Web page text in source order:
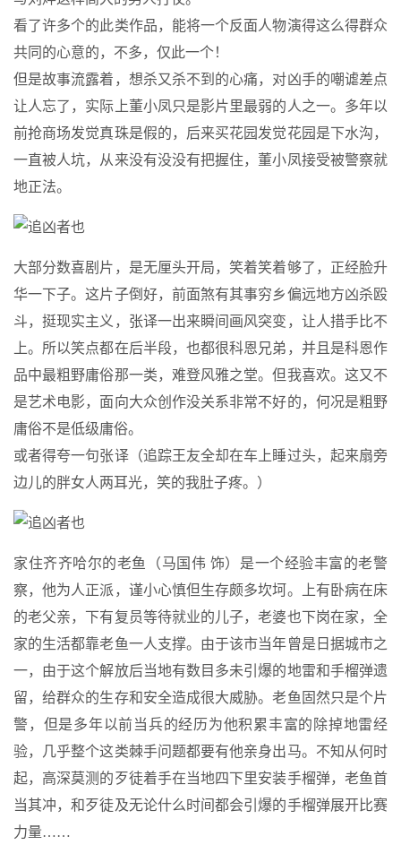
看了许多个的此类作品，能将一个反面人物演得这么得群众
共同的心意的，不多，仅此一个！
但是故事流露着，想杀又杀不到的心痛，对凶手的嘲谑差点
让人忘了，实际上董小凤只是影片里最弱的人之一。多年以
前抢商场发觉真珠是假的，后来买花园发觉花园是下水沟，
一直被人坑，从来没有没没有把握住，董小凤接受被警察就
地正法。
大部分数喜剧片，是无厘头开局，笑着笑着够了，正经脸升
华一下子。这片子倒好，前面煞有其事穷乡偏远地方凶杀殴
斗，挺现实主义，张译一出来瞬间画风突变，让人措手比不
上。所以笑点都在后半段，也都很科恩兄弟，并且是科恩作
品中最粗野庸俗那一类，难登风雅之堂。但我喜欢。这又不
是艺术电影，面向大众创作没关系非常不好的，何况是粗野
庸俗不是低级庸俗。
或者得夸一句张译（追踪王友全却在车上睡过头，起来扇旁
边儿的胖女人两耳光，笑的我肚子疼。）
家住齐齐哈尔的老鱼（马国伟 饰）是一个经验丰富的老警
察，他为人正派，谨小心慎但生存颇多坎坷。上有卧病在床
的老父亲，下有复员等待就业的儿子，老婆也下岗在家，全
家的生活都靠老鱼一人支撑。由于该市当年曾是日据城市之
一，由于这个解放后当地有数目多未引爆的地雷和手榴弹遗
留，给群众的生存和安全造成很大威胁。老鱼固然只是个片
警，但是多年以前当兵的经历为他积累丰富的除掉地雷经
验，几乎整个这类棘手问题都要有他亲身出马。不知从何时
起，高深莫测的歹徒着手在当地四下里安装手榴弹，老鱼首
当其冲，和歹徒及无论什么时间都会引爆的手榴弹展开比赛
力量……